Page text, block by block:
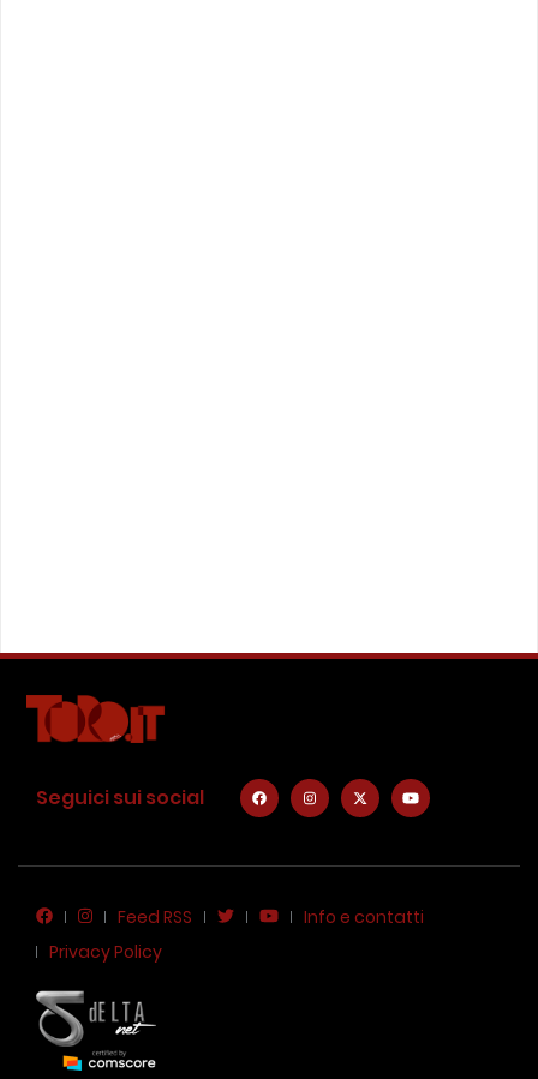
Seguici sui social
Feed RSS
Info e contatti
Privacy Policy